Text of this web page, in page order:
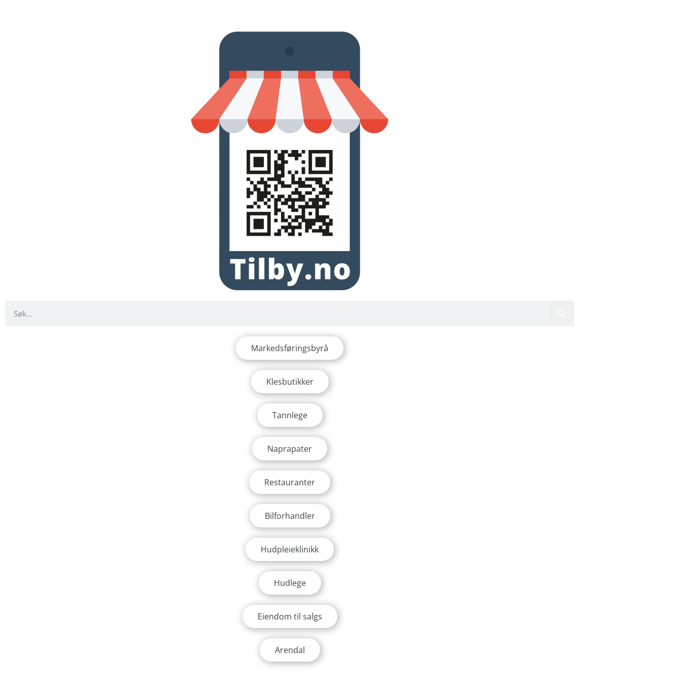
Markedsføringsbyrå
Klesbutikker
Tannlege
Naprapater
Restauranter
Bilforhandler
Hudpleieklinikk
Hudlege
Eiendom til salgs
Arendal